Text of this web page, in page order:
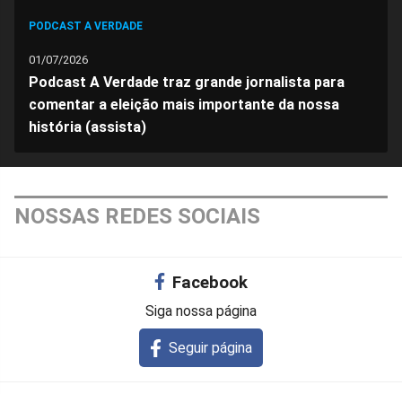
PODCAST A VERDADE
01/07/2026
Podcast A Verdade traz grande jornalista para
comentar a eleição mais importante da nossa
história (assista)
NOSSAS REDES SOCIAIS
Facebook
Siga nossa página
Seguir página